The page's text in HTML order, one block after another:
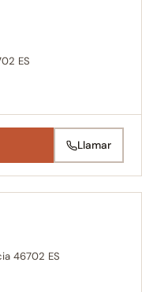
ES
Llamar
46702 ES